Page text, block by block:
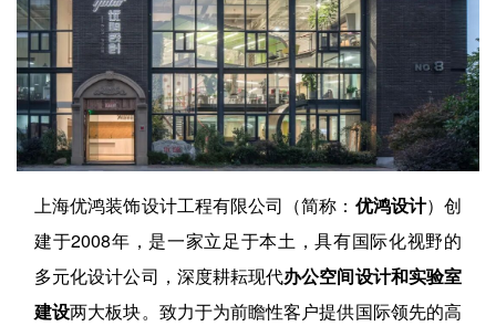
上海优鸿装饰设计工程有限公司（简称： 优鸿设计）创
建于2008年，是一家立足于本土，具有国际化视野的
多元化设计公司，深度耕耘现代办公空间设计和实验室
建设两大板块。致力于为前瞻性客户提供国际领先的高